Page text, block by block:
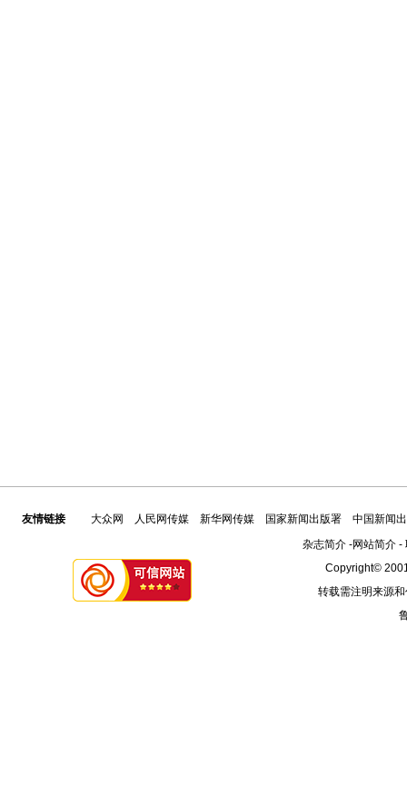
友情链接 大众网 人民网传媒 新华网传媒 国家新闻出版署
中国新闻
杂志简介-网站简介-
Copyright©
转载需注明来源